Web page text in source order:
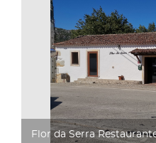
Flor da Serra